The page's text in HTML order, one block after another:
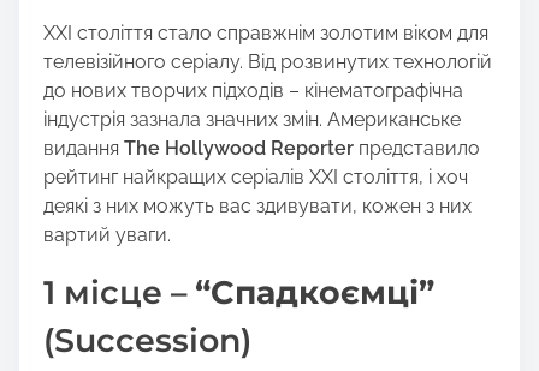
s
t
o
n
:
XXI століття стало справжнім золотим віком для
телевізійного серіалу. Від розвинутих технологій
до нових творчих підходів – кінематографічна
індустрія зазнала значних змін. Американське
видання The Hollywood Reporter представило
рейтинг найкращих серіалів XXI століття, і хоч
деякі з них можуть вас здивувати, кожен з них
вартий уваги.
1 місце – “Спадкоємці”
(Succession)